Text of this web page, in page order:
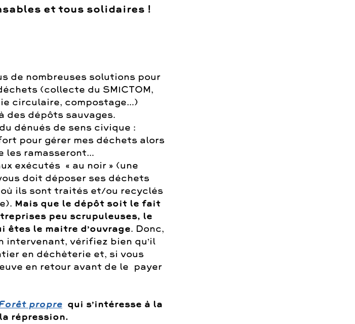
et tous solidaires !
de nombreuses solutions pour
(collecte du SMICTOM,
circulaire, compostage…)
des dépôts sauvages.
dénués de sens civique :
pour gérer mes déchets alors
les ramasseront…
exécutés « au noir » (une
doit déposer ses déchets
ils sont traités et/ou recyclés
Mais que le dépôt soit le fait
peu scrupuleuses, le
êtes le maitre d’ouvrage. Donc,
intervenant, vérifiez bien qu’il
en déchèterie et, si vous
en retour avant de le payer
propre qui s’intéresse à la
répression.